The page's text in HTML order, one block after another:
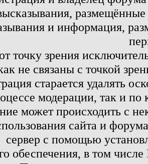
и информация,
точку зрения
не связаны с точкой
старается удалять
модерации, так и по
может происходить с
сайта и
сервер с помощью
обеспечения, в том